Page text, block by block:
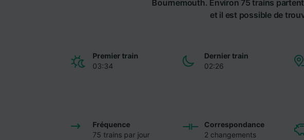
Bournemouth. Environ 75 trains
et il est possible de
Premier train
03:34
Dernier train
02:26
Fréquence
75 trains par jour
Correspondance
2 changements